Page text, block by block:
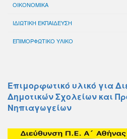
ΟΙΚΟΝΟΜΙΚΑ
ΙΔΙΩΤΙΚΗ ΕΚΠΑΙΔΕΥΣΗ
ΕΠΙΜΟΡΦΩΤΙΚΟ ΥΛΙΚΟ
Επιμορφωτικό υλικό για
Δημοτικών Σχολείων και
Νηπιαγωγείων